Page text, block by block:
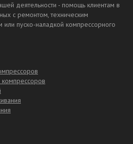
деятельности - помощь клиентам в
с ремонтом, техническим
пуско-наладкой компрессорного